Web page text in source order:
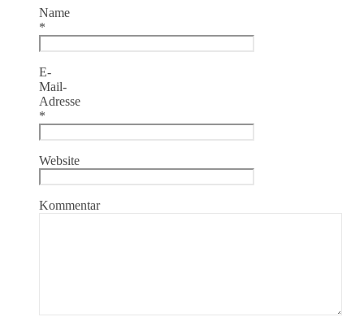
Name
*
E-
Mail-
Adresse
*
Website
Kommentar